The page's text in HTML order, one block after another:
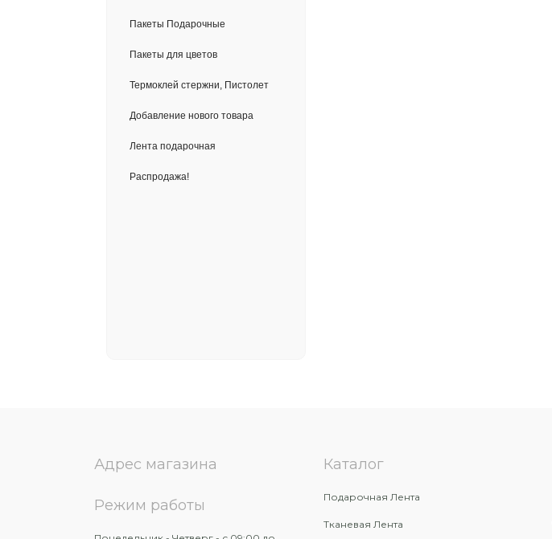
Пакеты Подарочные
Пакеты для цветов
Термоклей стержни, Пистолет
Добавление нового товара
Лента подарочная
Распродажа!
Адрес магазина
Режим работы
Каталог
Подарочная Лента
Тканевая Лента